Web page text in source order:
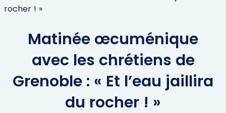
rocher ! »
Matinée œcuménique
avec les chrétiens de
Grenoble : « Et l’eau jaillira
du rocher ! »